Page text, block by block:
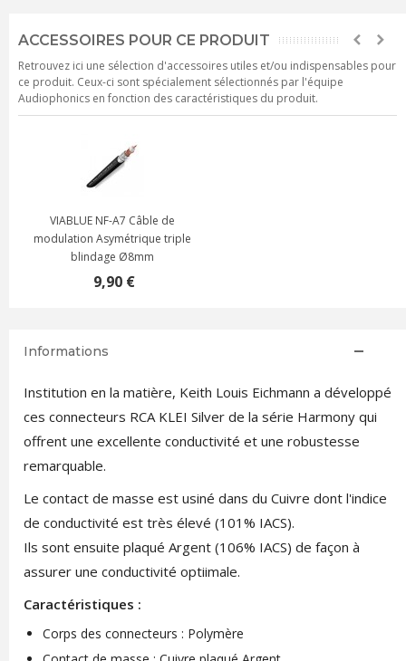
ACCESSOIRES POUR CE PRODUIT
Retrouvez ici une sélection d'accessoires utiles et/ou indispensables pour
ce produit. Ceux-ci sont spécialement sélectionnés par l'équipe
Audiophonics en fonction des caractéristiques du produit.
VIABLUE NF-A7 Câble de
modulation Asymétrique triple
blindage Ø8mm
9,90 €
Informations
Institution en la matière, Keith Louis Eichmann a développé
ces connecteurs RCA KLEI Silver de la série Harmony qui
offrent une excellente conductivité et une robustesse
remarquable.
Le contact de masse est usiné dans du Cuivre dont l'indice
de conductivité est très élevé (101% IACS).
Ils sont ensuite plaqué Argent (106% IACS) de façon à
assurer une conductivité optiimale.
Caractéristiques :
Corps des connecteurs : Polymère